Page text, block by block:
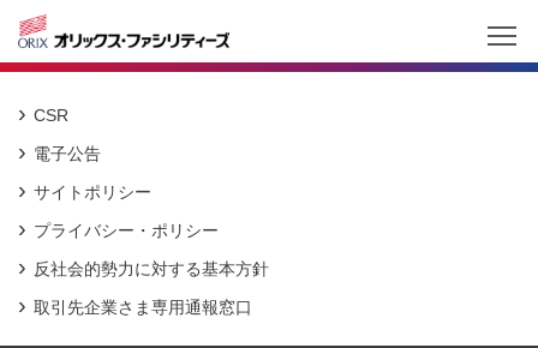
CSR
電子公告
サイトポリシー
プライバシー・ポリシー
反社会的勢力に対する基本方針
取引先企業さま専用通報窓口